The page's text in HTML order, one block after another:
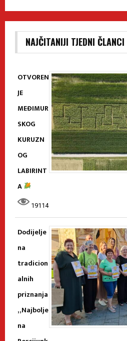
NAJČITANIJI TJEDNI ČLANCI
OTVOREN
JE
MEĐIMUR
SKOG
KURUZN
OG
LABIRINT
A
19114
Dodijelje
na
tradicion
alnih
priznanja
„Najbolje
na